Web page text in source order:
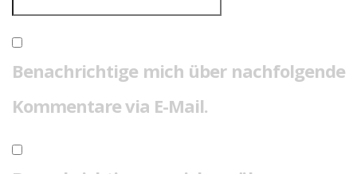
Benachrichtige mich über nachfolgende
Kommentare via E-Mail.